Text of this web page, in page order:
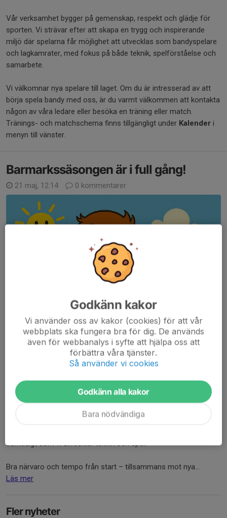
Vår verksamhet bygger på gemenskap, respekt och glädje för
sporten. Vi strävar efter att skapa en trygg och inspirerande
miljö där spelarna får möjlighet att utvecklas som bandyspelare
och lagkamrater, med fokus på både teknik, spelförståelse och
samarbete.
Vi välkomnar nya spelare till laget. Om du är intresserad av att
börja spela bandy med oss, är du varmt välkommen att kontakta
någon av våra ledare eller besöka en träning eller match.
Tränings- och matchschema finns tillgängligt under Kalender i
menyn till vänster.
Barmarkssäsongen är i full gång!
21 maj, 12:14 0 kommentarer
Nu är vi igång med barmarksträningen för Surte P16. Fokus
samtidigt som vi utvecklar teknik och spel.
Bra närvaro och tempo från start – tillsammans mot nya...
Läs mer
Fler nyheter
Godkänn kakor
Vi använder oss av kakor (cookies) för att vår
webbplats ska fungera bra för dig. De används
även för webbanalys i syfte att hjälpa oss att
förbättra våra tjänster.
Så använder vi cookies
Godkänn alla kakor
Bara nödvändiga